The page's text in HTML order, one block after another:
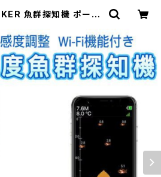
魚群探知機 ポータ
ワカサギ 感度調整 日本
適「FF916.A」 | Pro St
Ｍサービス株式会社）